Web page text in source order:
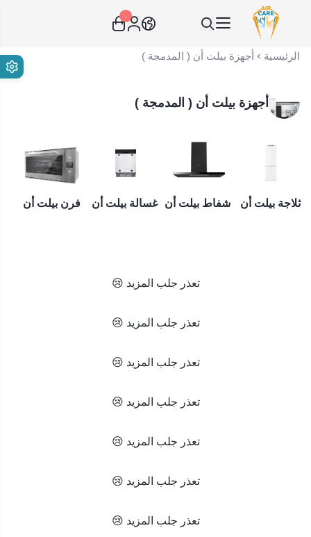
عناية الهواء | شريك سكني الاستراتيجي
٠
الرئيسية أجهزة بيلت أن ( المدمجة )
أجهزة بيلت أن ( المدمجة )
ثلاجة بيلت أن شفاط بيلت أن غسالة بيلت أن فرن بيلت أن
تعذر جلب المزيد 😢
تعذر جلب المزيد 😢
تعذر جلب المزيد 😢
تعذر جلب المزيد 😢
تعذر جلب المزيد 😢
تعذر جلب المزيد 😢
تعذر جلب المزيد 😢